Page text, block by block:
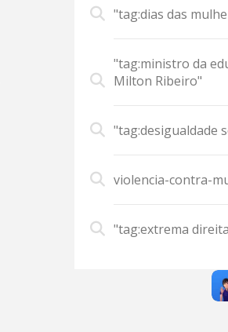
"tag:dias das
"tag:ministro da
Milton Ribeiro"
"tag:desigualdade
violencia-contra-
"tag:extrema